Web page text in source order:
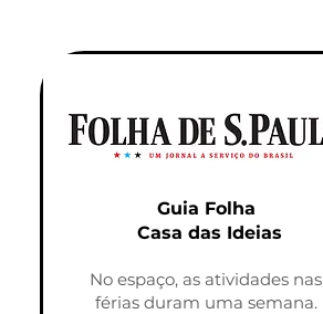
Guia Folha
Casa das Ideias
No espaço, as atividades nas
férias duram uma semana.